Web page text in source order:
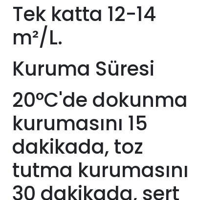
Tek katta 12-14
m²/L.
Kuruma Süresi
20°C'de dokunma
kurumasını 15
dakikada, toz
tutma kurumasını
30 dakikada, sert